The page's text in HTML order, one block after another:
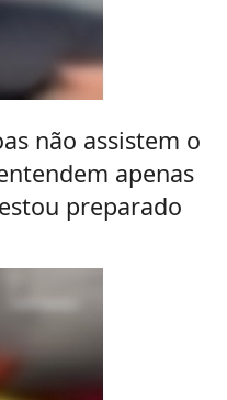
não assistem o
apenas
preparado